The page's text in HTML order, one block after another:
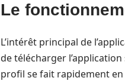
Le
L’intérêt principal de
de télécharger
profil se fait rapidement